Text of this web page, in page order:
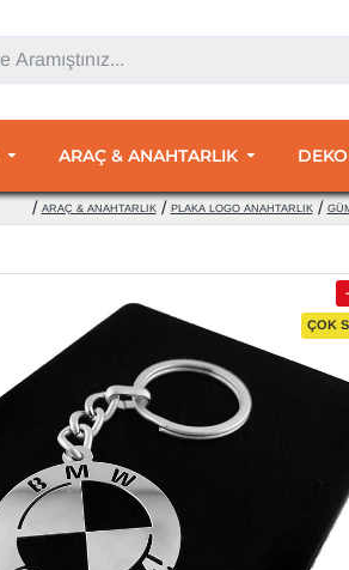
ARAÇ & ANAHTARLIK
ARAÇ & ANAHTARLIK PLAKA LOGO ANAHTARLIK
ÇOK